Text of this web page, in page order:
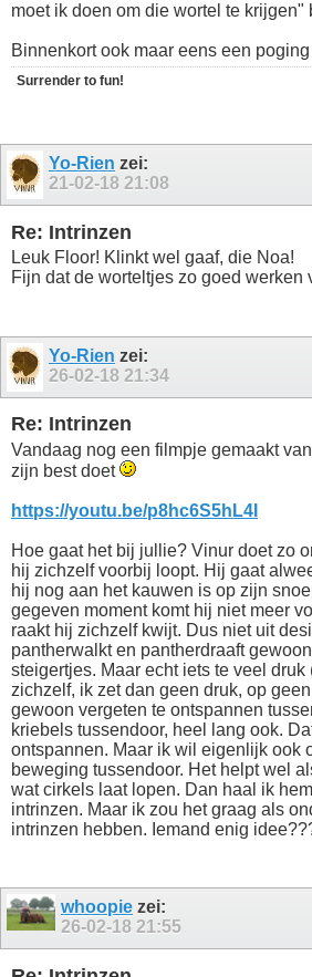
moet ik doen om die wortel te krijgen"
Binnenkort ook maar eens een
Surrender to fun!
Yo-Rien zei:
21-02-18 21:08
Re: Intrinzen
Leuk Floor! Klinkt wel gaaf, die Noa!
Fijn dat de worteltjes zo goed werken
Yo-Rien zei:
26-02-18 21:34
Re: Intrinzen
Vandaag nog een filmpje gemaakt
zijn best doet
https://youtu.be/p8hc6S5hL4I
Hoe gaat het bij jullie? Vinur doet zo
hij zichzelf voorbij loopt. Hij gaat
hij nog aan het kauwen is op zijn
gegeven moment komt hij niet meer
raakt hij zichzelf kwijt. Dus niet uit
pantherwalkt en pantherdraaft
steigertjes. Maar echt iets te veel
zichzelf, ik zet dan geen druk, op
gewoon vergeten te ontspannen
kriebels tussendoor, heel lang ook.
ontspannen. Maar ik wil eigenlijk ook
beweging tussendoor. Het helpt wel
wat cirkels laat lopen. Dan haal ik
intrinzen. Maar ik zou het graag als
intrinzen hebben. Iemand enig
whoopie zei:
26-02-18 21:55